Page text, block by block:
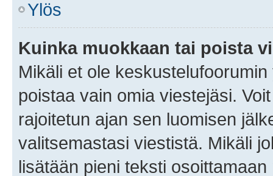
Ylös
Kuinka muokkaan tai poista
Mikäli et ole
poistaa vain omia viestejäsi.
rajoitetun ajan sen luomisen
valitsemastasi viestistä. Mikäli
lisätään pieni teksti